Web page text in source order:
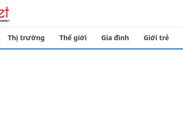
Thị trường Thế giới Gia đình Giới trẻ